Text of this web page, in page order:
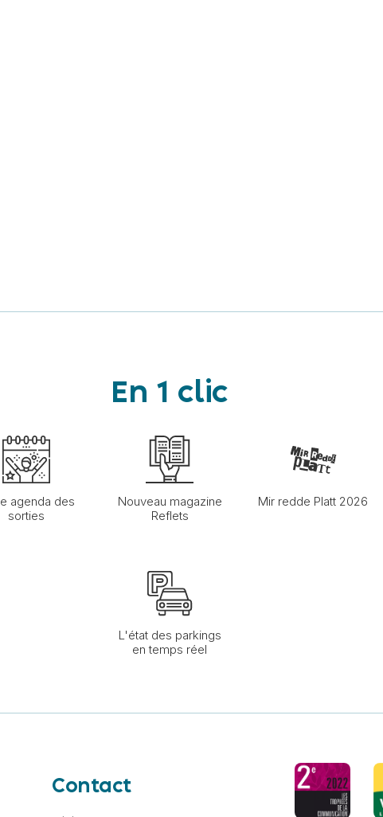
En 1 clic
agenda des
sorties
Nouveau magazine
Reflets
Mir redde Platt 2026
L'état des parkings
en temps réel
Contact